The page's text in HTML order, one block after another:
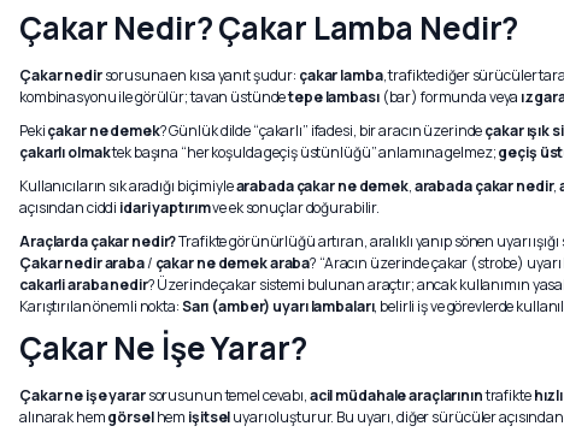
Çakar Nedir? Çakar Lamba Nedir?
Çakar nedirsorusuna en kısa yanıt şudur: çakar lamba, trafikte diğer sürücüler
kombinasyonu ile görülür; tavan üstündetepe lambası(bar) formunda veya
Pekiçakar ne demek? Günlük dilde “çakarlı” ifadesi, bir aracın üzerindeçakar ışık
çakarlı olmaktek başına “her koşulda geçiş üstünlüğü” anlamına gelmez;geçiş
Kullanıcıların sık aradığı biçimiylearabada çakar ne demek,arabada çakar nedir,
açısından ciddi idari yaptırımve ek sonuçlar doğurabilir.
Araçlarda çakar nedir?Trafikte görünürlüğü artıran, aralıklı yanıp sönen uyarı
Çakar nedir araba/ çakar ne demek araba? “Aracın üzerinde çakar (strobe)
cakarli araba nedir? Üzerinde çakar sistemi bulunan araçtır; ancak kullanımın
Karıştırılan önemli nokta:Sarı (amber) uyarı lambaları, belirli iş ve görevlerde
Çakar Ne İşe Yarar?
Çakar ne işe yararsorusunun temel cevabı,acil müdahale araçlarınıntrafikte
alınarak hemgörselhem işitseluyarı oluşturur. Bu uyarı, diğer sürücüler açısından